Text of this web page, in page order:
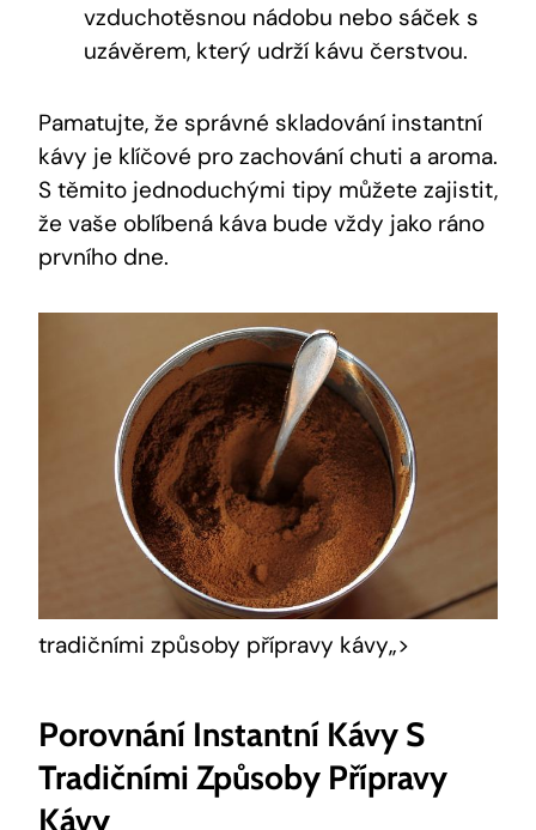
vzduchotěsnou nádobu nebo sáček s
uzávěrem, který udrží kávu čerstvou.
Pamatujte, že správné skladování instantní
kávy je klíčové pro zachování chuti a aroma.
S těmito jednoduchými tipy můžete zajistit,
že vaše oblíbená káva bude vždy jako ráno
prvního dne.
tradičními způsoby přípravy kávy„>
Porovnání Instantní Kávy S
Tradičními Způsoby Přípravy
Kávy